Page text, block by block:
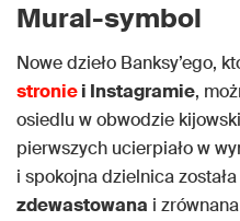
Mural-symbol
Nowe dzieło Banksy’ego,
stroniei Instagramie,
osiedlu w obwodzie
pierwszych ucierpiało w
i spokojna dzielnica
zdewastowana i